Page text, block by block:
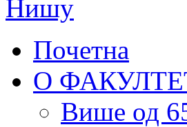
Почетна
О
Више од